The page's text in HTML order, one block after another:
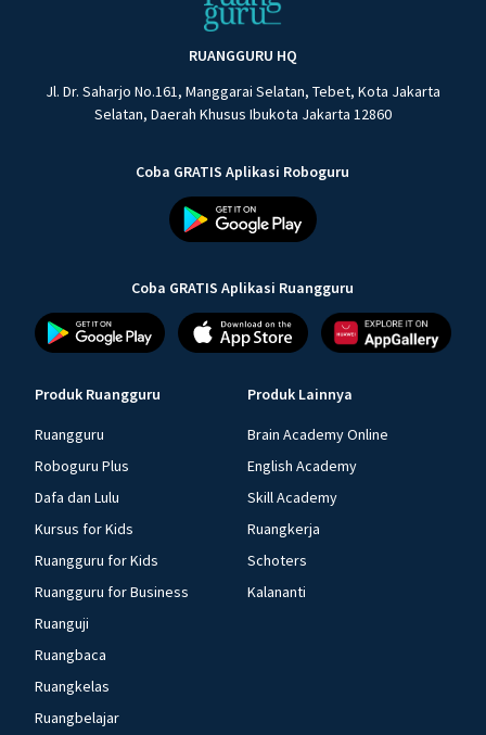
RUANGGURU HQ
Jl. Dr. Saharjo No.161, Manggarai Selatan, Tebet, Kota Jakarta
Selatan, Daerah Khusus Ibukota Jakarta 12860
Coba GRATIS Aplikasi Roboguru
Coba GRATIS Aplikasi Ruangguru
Produk Ruangguru
Ruangguru
Roboguru Plus
Dafa dan Lulu
Kursus for Kids
Ruangguru for Kids
Ruangguru for Business
Ruanguji
Ruangbaca
Ruangkelas
Ruangbelajar
Produk Lainnya
Brain Academy Online
English Academy
Skill Academy
Ruangkerja
Schoters
Kalananti